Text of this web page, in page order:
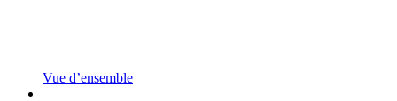
Vue d’ensemble